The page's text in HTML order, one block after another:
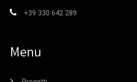
+39 330 642 289
Menu